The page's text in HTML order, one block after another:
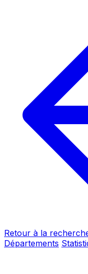
Retour à la
Départements